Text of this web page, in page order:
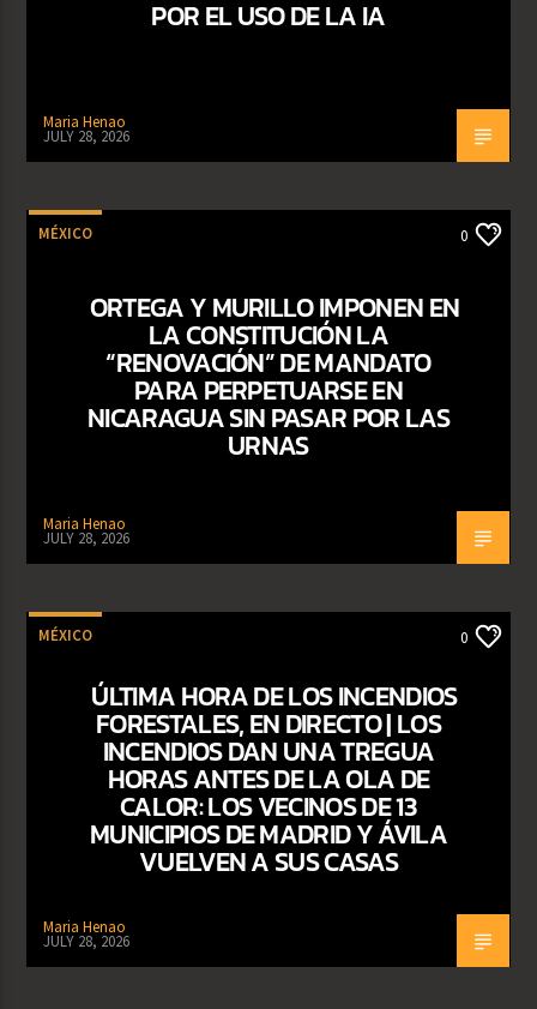
POR EL USO DE LA IA
Maria Henao
JULY 28, 2026
MÉXICO 0
ORTEGA Y MURILLO IMPONEN EN
LA CONSTITUCIÓN LA
“RENOVACIÓN” DE MANDATO
PARA PERPETUARSE EN
NICARAGUA SIN PASAR POR LAS
URNAS
Maria Henao
JULY 28, 2026
MÉXICO 0
ÚLTIMA HORA DE LOS INCENDIOS
FORESTALES, EN DIRECTO | LOS
INCENDIOS DAN UNA TREGUA
HORAS ANTES DE LA OLA DE
CALOR: LOS VECINOS DE 13
MUNICIPIOS DE MADRID Y ÁVILA
VUELVEN A SUS CASAS
Maria Henao
JULY 28, 2026